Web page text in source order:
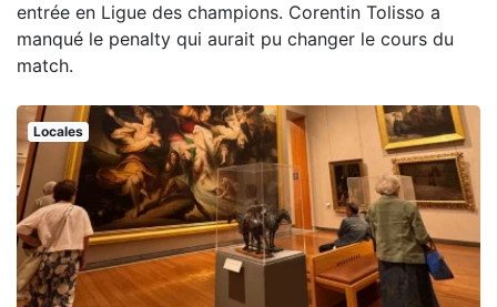
entrée en Ligue des champions. Corentin Tolisso a
manqué le penalty qui aurait pu changer le cours du
match.
Locales